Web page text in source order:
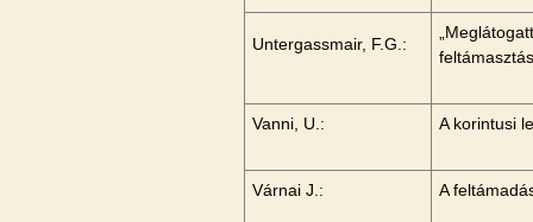
Untergassmair, F.G.:
Vanni, U.: A korintusi
Várnai J.: A